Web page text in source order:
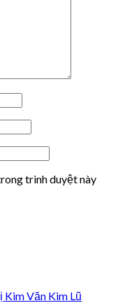
trình duyệt này
Văn Kim Lũ